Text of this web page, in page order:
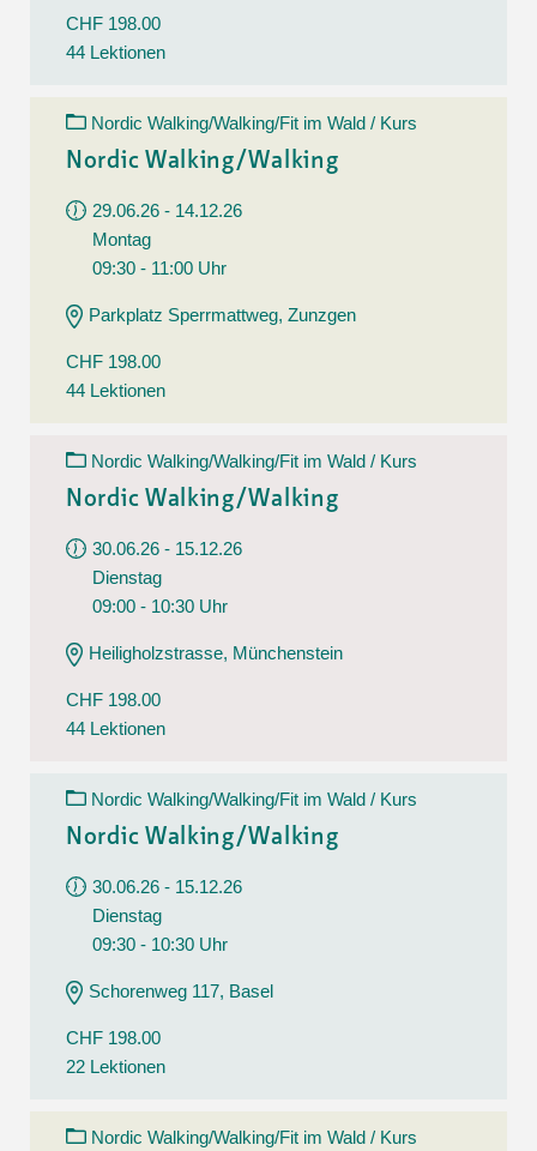
CHF 198.00
44 Lektionen
Nordic Walking/Walking/Fit im Wald / Kurs
Nordic Walking/Walking
29.06.26 - 14.12.26
Montag
09:30 - 11:00 Uhr
Parkplatz Sperrmattweg, Zunzgen
CHF 198.00
44 Lektionen
Nordic Walking/Walking/Fit im Wald / Kurs
Nordic Walking/Walking
30.06.26 - 15.12.26
Dienstag
09:00 - 10:30 Uhr
Heiligholzstrasse, Münchenstein
CHF 198.00
44 Lektionen
Nordic Walking/Walking/Fit im Wald / Kurs
Nordic Walking/Walking
30.06.26 - 15.12.26
Dienstag
09:30 - 10:30 Uhr
Schorenweg 117, Basel
CHF 198.00
22 Lektionen
Nordic Walking/Walking/Fit im Wald / Kurs